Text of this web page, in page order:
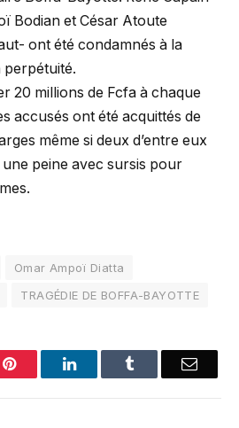
Bodian et César Atoute
ont été condamnés à la
perpétuité.
20 millions de Fcfa à chaque
accusés ont été acquittés de
même si deux d’entre eux
peine avec sursis pour
Omar Ampoï Diatta
TRAGÉDIE DE BOFFA-BAYOTTE
Pinterest LinkedInTumblr Email